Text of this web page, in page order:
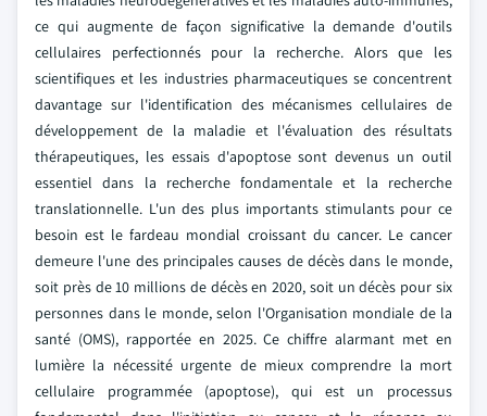
ce qui augmente de façon significative la demande d'outils
cellulaires perfectionnés pour la recherche. Alors que les
scientifiques et les industries pharmaceutiques se concentrent
davantage sur l'identification des mécanismes cellulaires de
développement de la maladie et l'évaluation des résultats
thérapeutiques, les essais d'apoptose sont devenus un outil
essentiel dans la recherche fondamentale et la recherche
translationnelle. L'un des plus importants stimulants pour ce
besoin est le fardeau mondial croissant du cancer. Le cancer
demeure l'une des principales causes de décès dans le monde,
soit près de 10 millions de décès en 2020, soit un décès pour six
personnes dans le monde, selon l'Organisation mondiale de la
santé (OMS), rapportée en 2025. Ce chiffre alarmant met en
lumière la nécessité urgente de mieux comprendre la mort
cellulaire programmée (apoptose), qui est un processus